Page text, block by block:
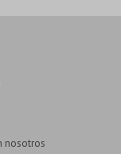
nosotros